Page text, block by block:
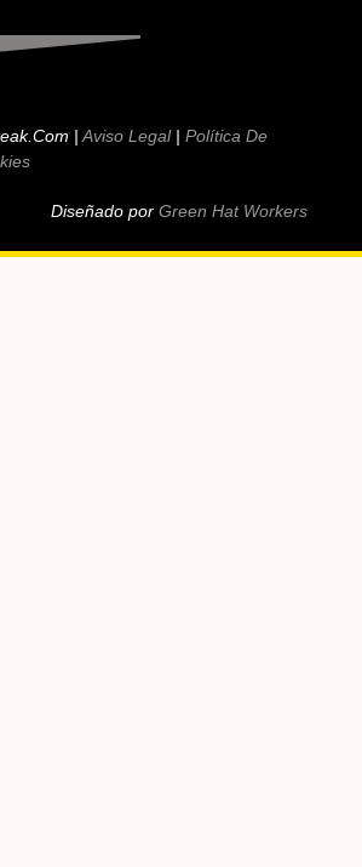
| Aviso Legal| Política De
Diseñado porGreen Hat Workers